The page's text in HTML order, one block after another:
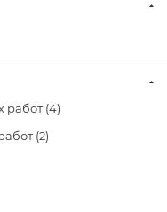
работ (4)
(2)